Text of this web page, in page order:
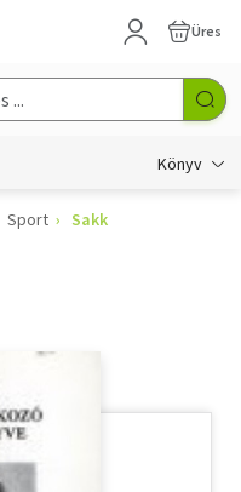
Üres
Könyv
Sport Sakk